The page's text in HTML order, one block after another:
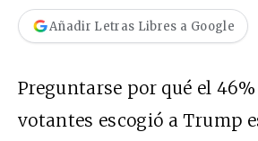
Añadir Letras Libres a Google
Preguntarse por qué el
votantes escogió a Trump